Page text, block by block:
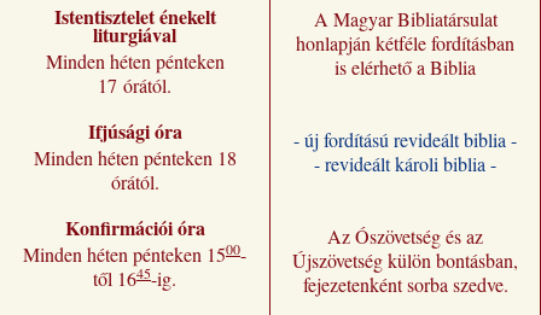
Istentisztelet énekelt
liturgiával
Minden héten pénteken
17 órától.
Ifjúsági óra
Minden héten pénteken 18
órától.
Konfirmációi óra
Minden héten pénteken 1500-
től 1645-ig.
A Magyar Bibliatársulat
honlapján kétféle fordításban
is elérhető a Biblia
- új fordítású revideált biblia -
- revideált károli biblia -
Az Ószövetség és az
Újszövetség külön bontásban,
fejezetenként sorba szedve.